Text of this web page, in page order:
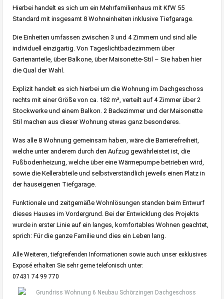
Hierbei handelt es sich um ein Mehrfamilienhaus mit KfW 55
Standard mit insgesamt 8 Wohneinheiten inklusive Tiefgarage.
Die Einheiten umfassen zwischen 3 und 4 Zimmern und sind alle
individuell einzigartig. Von Tageslichtbadezimmern über
Gartenanteile, über Balkone, über Maisonette-Stil – Sie haben hier
die Qual der Wahl.
Explizit handelt es sich hierbei um die Wohnung im Dachgeschoss
rechts mit einer Größe von ca. 182 m², verteilt auf 4 Zimmer über 2
Stockwerke und einem Balkon. 2 Badezimmer und der Maisonette
Stil machen aus dieser Wohnung etwas ganz besonderes.
Was alle 8 Wohnung gemeinsam haben, wäre die Barrierefreiheit,
welche unter anderem durch den Aufzug gewährleistet ist, die
Fußbodenheizung, welche über eine Wärmepumpe betrieben wird,
sowie die Kellerabteile und selbstverständlich jeweils einen Platz in
der hauseigenen Tiefgarage.
Funktionale und zeitgemäße Wohnlösungen standen beim Entwurf
dieses Hauses im Vordergrund. Bei der Entwicklung des Projekts
wurde in erster Linie auf ein langes, komfortables Wohnen geachtet,
sprich: Für die ganze Familie und dies ein Leben lang.
Alle Weiteren, tiefgreifenden Informationen sowie auch unser exklusives
Exposé erhalten Sie sehr gerne telefonisch unter:
07431 74 99 770